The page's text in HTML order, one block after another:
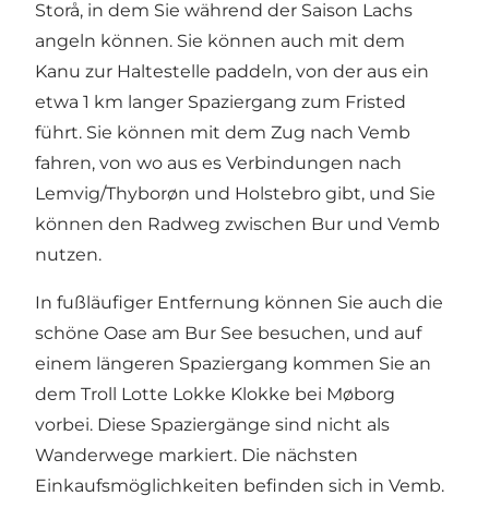
Storå, in dem Sie während der Saison Lachs
angeln können. Sie können auch mit dem
Kanu zur Haltestelle paddeln, von der aus ein
etwa 1 km langer Spaziergang zum Fristed
führt. Sie können mit dem Zug nach Vemb
fahren, von wo aus es Verbindungen nach
Lemvig/Thyborøn und Holstebro gibt, und Sie
können den Radweg zwischen Bur und Vemb
nutzen.
In fußläufiger Entfernung können Sie auch die
schöne Oase am Bur See besuchen, und auf
einem längeren Spaziergang kommen Sie an
dem Troll Lotte Lokke Klokke bei Møborg
vorbei. Diese Spaziergänge sind nicht als
Wanderwege markiert. Die nächsten
Einkaufsmöglichkeiten befinden sich in Vemb.